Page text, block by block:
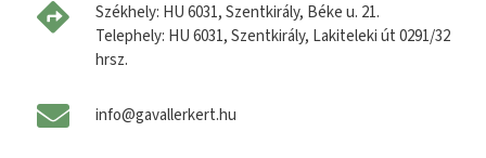
Székhely: HU 6031, Szentkirály, Béke u. 21.
Telephely: HU 6031, Szentkirály, Lakiteleki út 0291/32
hrsz.
info@gavallerkert.hu